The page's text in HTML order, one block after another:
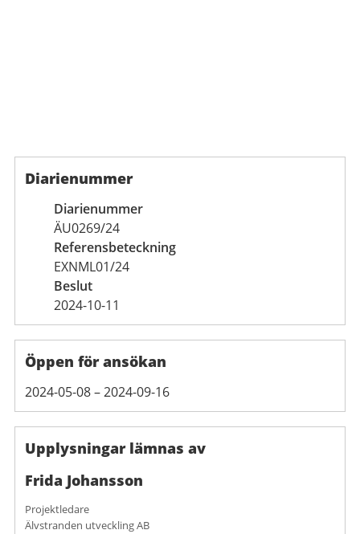
Diarienummer
Diarienummer
ÄU0269/24
Referensbeteckning
EXNML01/24
Beslut
2024-10-11
Öppen för ansökan
2024-05-08 – 2024-09-16
Upplysningar lämnas av
Frida Johansson
Projektledare
Älvstranden utveckling AB